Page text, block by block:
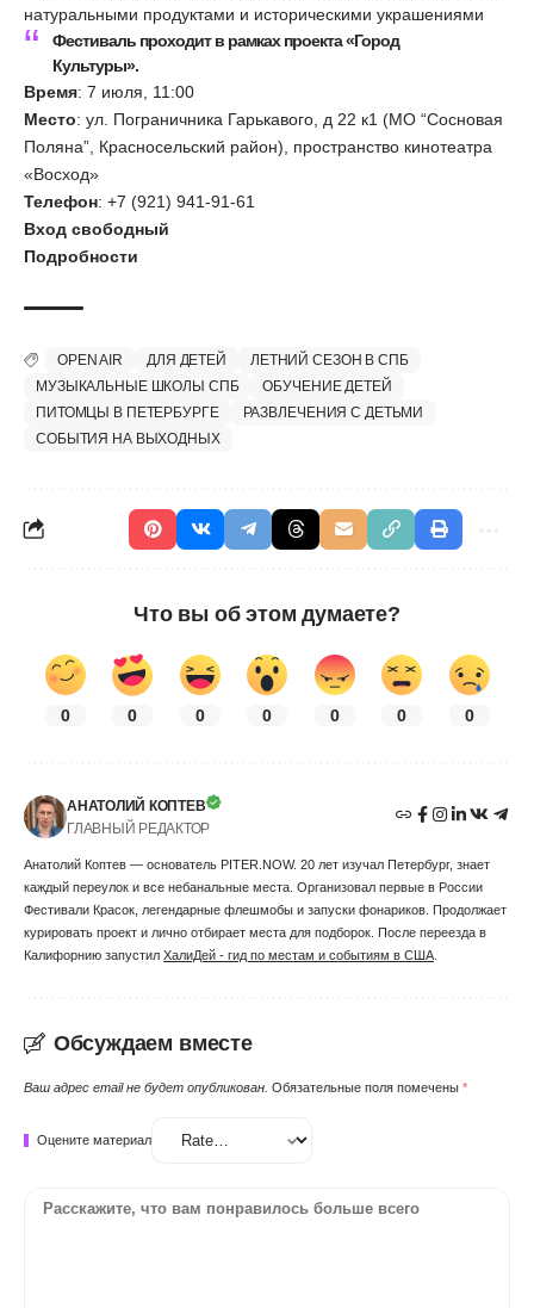
натуральными продуктами и историческими украшениями
Фестиваль проходит в рамках проекта «Город
Культуры».
Время: 7 июля, 11:00
Место: ул. Пограничника Гарькавого, д 22 к1 (МО “Сосновая
Поляна”, Красносельский район), пространство кинотеатра
«Восход»
Телефон: +7 (921) 941-91-61
Вход свободный
Подробности
OPEN AIR ДЛЯ ДЕТЕЙ
ЛЕТНИЙ СЕЗОН В СПБ
МУЗЫКАЛЬНЫЕ ШКОЛЫ СПБ
ОБУЧЕНИЕ ДЕТЕЙ
ПИТОМЦЫ В ПЕТЕРБУРГЕ
РАЗВЛЕЧЕНИЯ С ДЕТЬМИ
СОБЫТИЯ НА ВЫХОДНЫХ
Что вы об этом думаете?
0 0 0 0 0 0 0
АНАТОЛИЙ КОПТЕВ
ГЛАВНЫЙ РЕДАКТОР
Анатолий Коптев — основатель PITER.NOW. 20 лет изучал Петербург, знает
каждый переулок и все небанальные места. Организовал первые в России
Фестивали Красок, легендарные флешмобы и запуски фонариков. Продолжает
курировать проект и лично отбирает места для подборок. После переезда в
Калифорнию запустил ХалиДей - гид по местам и событиям в США
Обсуждаем вместе
Ваш адрес email не будет опубликован. Обязательные поля помечены *
Оцените материал